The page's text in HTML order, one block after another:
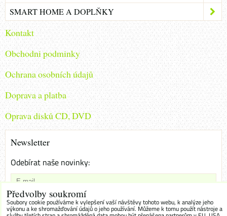
SMART HOME A DOPLŇKY
Kontakt
Obchodni podminky
Ochrana osobních údajů
Doprava a platba
Oprava disků CD, DVD
Newsletter
Odebírat naše novinky:
Chci se přihlásit k odběru novinek e-mailem
Předvolby soukromí
Soubory cookie používáme k vylepšení vaší návštěvy tohoto webu, k analýze jeho
výkonu a ke shromažďování údajů o jeho používání. Můžeme k tomu použít nástroje a